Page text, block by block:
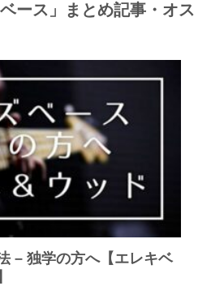
ース」まとめ記事・オス
– 独学の方へ【エレキベ